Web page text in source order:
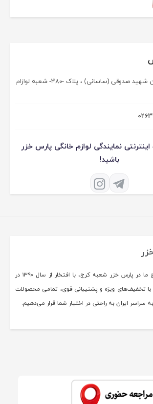
شهر کرج، خیابان شهید صدوقی (ساسانی) ، پلاک -۴۸۰- شعبه لوازام
نمایندگی لوازم خانگی پارس خزر
باشید!
پارس خزر شعبه کرج ما در پارس خزر شعبه کرج، با افتخار از سال ۱۳۹۰ در
تخفیف‌های ویژه و پشتیبانی قوی، تمامی محصولات
به سراسر ایران به راحتی در اختیار شما قرار می‌دهیم.